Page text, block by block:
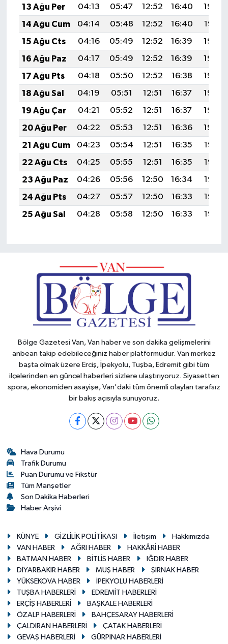
13 Ağu Per
04:13 05:47 12:52 16:40
19:48
14 Ağu Cum
04:14 05:48 12:52 16:40
19:47
15 Ağu Cts
04:16 05:49 12:52 16:39
19:46
16 Ağu Paz
04:17 05:49 12:52 16:39
19:44
17 Ağu Pts
04:18 05:50 12:52 16:38
19:43
18 Ağu Sal
04:19 05:51 12:51 16:37
19:42
19 Ağu Çar
04:21 05:52 12:51 16:37
19:40
20 Ağu Per
04:22 05:53 12:51 16:36
19:39
21 Ağu Cum
04:23 05:54 12:51 16:35
19:38
22 Ağu Cts
04:25 05:55 12:51 16:35
19:36
23 Ağu Paz
04:26 05:56 12:50 16:34
19:35
24 Ağu Pts
04:27 05:57 12:50 16:33
19:33
25 Ağu Sal
04:28 05:58 12:50 16:33 19:32
Bölge Gazetesi Van, Van haber ve son dakika gelişmelerini
anbean takip edebileceğiniz haber platformudur. Van merkez
başta olmak üzere Erciş, İpekyolu, Tuşba, Edremit gibi tüm
ilçelerinden en güncel haberleri sizlere ulaştırıyoruz. Siyasetten
spora, ekonomiden asayişe, Van'daki tüm önemli olayları tarafsız
bir bakış açısıyla sunuyoruz.
Hava Durumu
Trafik Durumu
Puan Durumu ve Fikstür
Tüm Manşetler
Son Dakika Haberleri
Haber Arşivi
KÜNYE GİZLİLİK POLİTİKASI İletişim
Hakkımızda
VAN HABER
AĞRI HABER
HAKKÂRİ HABER
BATMAN HABER
BİTLİS HABER
IĞDIR HABER
DİYARBAKIR HABER
MUŞ HABER
ŞIRNAK HABER
YÜKSEKOVA HABER
İPEKYOLU HABERLERİ
TUŞBA HABERLERİ
EDREMİT HABERLERİ
ERÇİŞ HABERLERİ
BAŞKALE HABERLERİ
ÖZALP HABERLERİ
BAHÇESARAY HABERLERİ
ÇALDIRAN HABERLERİ
ÇATAK HABERLERİ
GEVAŞ HABERLERİ
GÜRPINAR HABERLERİ